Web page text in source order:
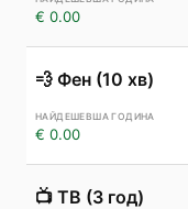
€ 0.00
💨 Фен (10 хв)
€ 0.00
📺 ТВ (3 год)